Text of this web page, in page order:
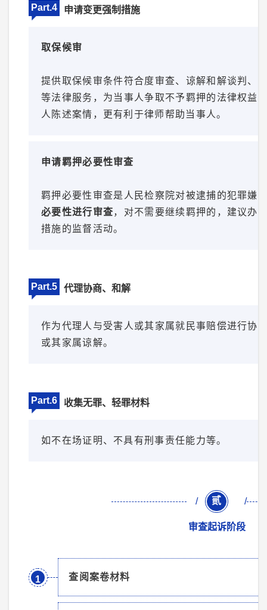
Part.4 申请变更强制措施
取保候审
提供取保候审条件符合度审查、谅解和解谈判、
等法律服务，为当事人争取不予羁押的法律权益
人陈述案情，更有利于律师帮助当事人。
申请羁押必要性审查
羁押必要性审查是人民检察院对被逮捕的犯罪嫌
必要性进行审查，对不需要继续羁押的，建议办
措施的监督活动。
Part.5 代理协商、和解
作为代理人与受害人或其家属就民事赔偿进行协
或其家属谅解。
Part.6 收集无罪、轻罪材料
如不在场证明、不具有刑事责任能力等。
/ 贰 /
审查起诉阶段
1 查阅案卷材料